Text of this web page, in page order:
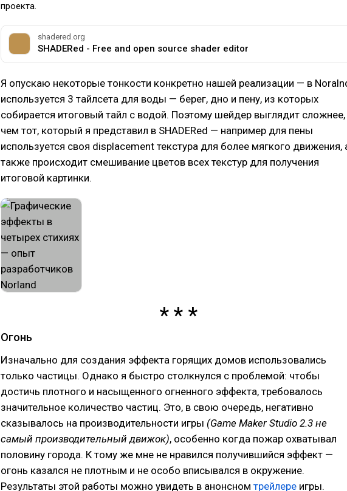
проекта.
shadered.org
SHADERed - Free and open source shader editor
Я опускаю некоторые тонкости конкретно нашей реализации — в
используется 3 тайлсета для воды — берег, дно и пену, из которых
собирается итоговый тайл с водой. Поэтому шейдер выглядит сложнее,
чем тот, который я представил в SHADERed — например для пены
используется своя displacement текстура для более мягкого движения,
также происходит смешивание цветов всех текстур для получения
итоговой картинки.
Огонь
Изначально для создания эффекта горящих домов использовались
только частицы. Однако я быстро столкнулся с проблемой: чтобы
достичь плотного и насыщенного огненного эффекта, требовалось
значительное количество частиц. Это, в свою очередь, негативно
сказывалось на производительности игры (Game Maker Studio 2.3 не
самый производительный движок), особенно когда пожар охватывал
половину города. К тому же мне не нравился получившийся эффект —
огонь казался не плотным и не особо вписывался в окружение.
Результаты этой работы можно увидеть в анонсном трейлере игры.